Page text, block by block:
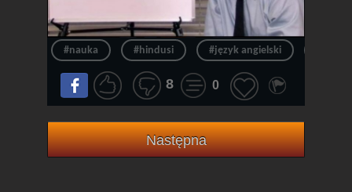
#nauka #hindusi #język angielski
8 0
Następna